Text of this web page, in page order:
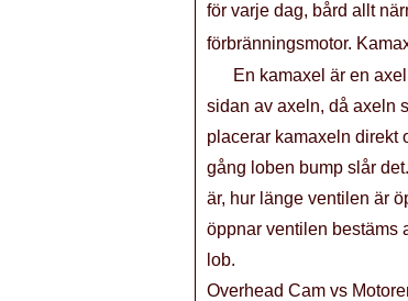
för varje dag, bård allt
förbränningsmotor.
En kamaxel är en
sidan av axeln, då axeln
placerar kamaxeln direkt
gång loben bump slår
är, hur länge ventilen är
öppnar ventilen bestäms
lob.
Overhead Cam vs